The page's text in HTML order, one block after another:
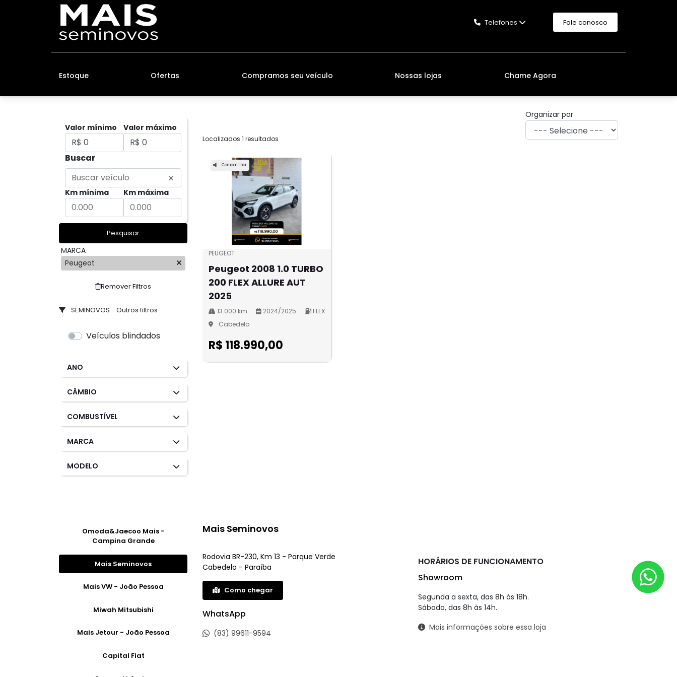
Telefones Fale conosco
Estoque Ofertas Compramos seu veículo Nossas lojas Chame Agora
Valor mínimo Valor máximo
Buscar
Km mínima Km máxima
Pesquisar
MARCA
Peugeot
Remover Filtros
SEMINOVOS - Outros filtros
Veículos blindados
ANO
CÂMBIO
COMBUSTÍVEL
MARCA
MODELO
Localizados 1 resultados
Organizar por
Compartilhar
PEUGEOT
Peugeot 2008 1.0 TURBO
200 FLEX ALLURE AUT
2025
13.000 km 2024/2025
FLEX
Cabedelo
R$ 118.990,00
Omoda&Jaecoo Mais -
Campina Grande
Mais Seminovos
Mais VW - João Pessoa
Miwah Mitsubishi
Mais Jetour - João Pessoa
Capital Fiat
Mais Seminovos
Rodovia BR-230, Km 13 - Parque Verde
Cabedelo - Paraíba
Como chegar
WhatsApp
(83) 99611-9594
HORÁRIOS DE FUNCIONAMENTO
Showroom
Segunda a sexta, das 8h às 18h.
Sábado, das 8h às 14h.
Mais informações sobre essa loja